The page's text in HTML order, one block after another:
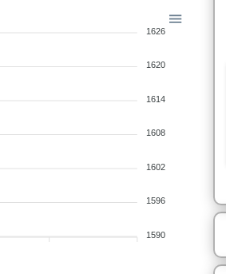
1626
1620
1614
1608
1602
1596
1590